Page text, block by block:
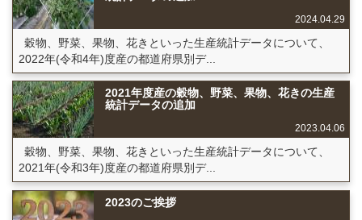
2024.04.29
穀物、野菜、果物、花きといった生産統計データについて、
2022年(令和4年)度産の都道府県別デ...
2021年度産の穀物、野菜、果物、花きの生産
統計データの追加
2023.04.06
穀物、野菜、果物、花きといった生産統計データについて、
2021年(令和3年)度産の都道府県別デ...
2023のご挨拶